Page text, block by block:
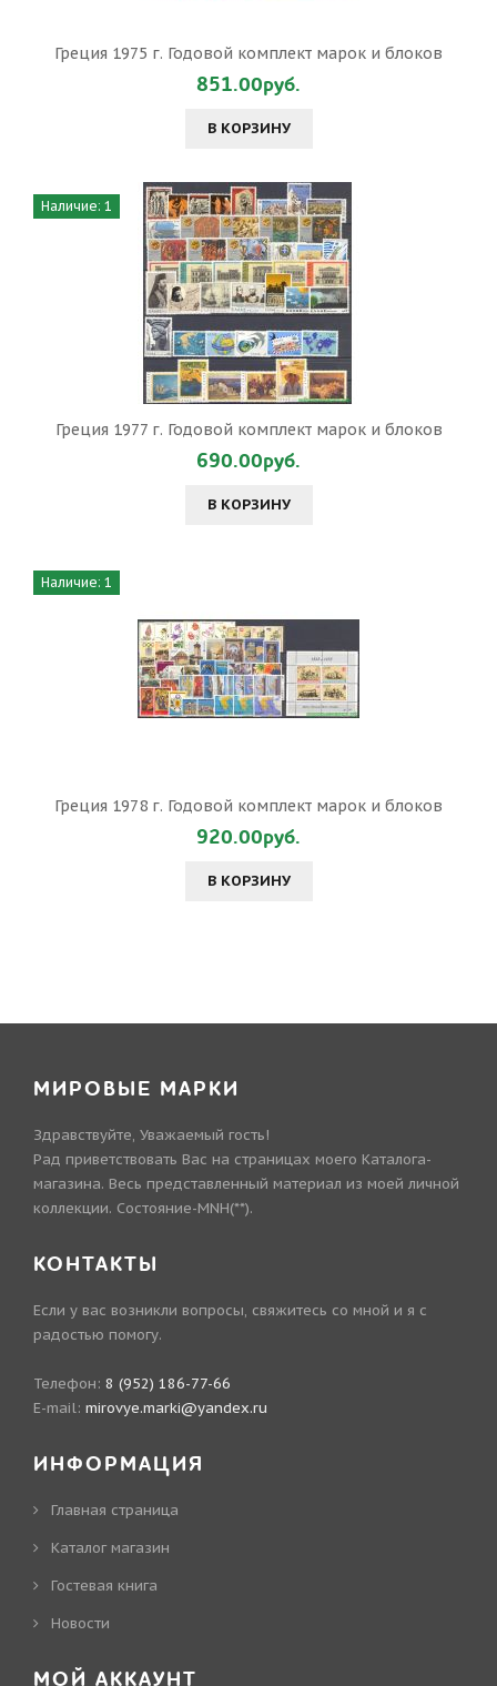
Греция 1975 г. Годовой комплект марок и блоков
851.00руб.
В КОРЗИНУ
Наличие: 1
Греция 1977 г. Годовой комплект марок и блоков
690.00руб.
В КОРЗИНУ
Наличие: 1
Греция 1978 г. Годовой комплект марок и блоков
920.00руб.
В КОРЗИНУ
МИРОВЫЕ МАРКИ
Здравствуйте, Уважаемый гость!
Рад приветствовать Вас на страницах моего Каталога-
магазина. Весь представленный материал из моей личной
коллекции. Состояние-MNH(**).
КОНТАКТЫ
Если у вас возникли вопросы, свяжитесь со мной и я с
радостью помогу.
Телефон: 8 (952) 186-77-66
E-mail: mirovye.marki@yandex.ru
ИНФОРМАЦИЯ
Главная страница
Каталог магазин
Гостевая книга
Новости
МОЙ АККАУНТ